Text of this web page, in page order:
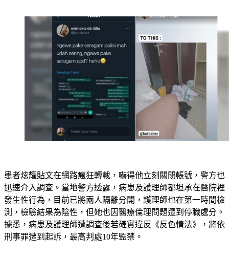
患者炫耀貼文 在網路瘋狂轉載，嚇得他立刻關閉帳號，警方也
迅速介入調查。當地警方透露，病患及護理師都坦承在醫院裡
發生性行為，目前已將兩人隔離分開，護理師也在第一時間檢
測，檢驗結果為陰性，但她也因醫療倫理問題遭到停職處分。
據悉，病患及護理師遭調查後若確實違反《反色情法》，將依